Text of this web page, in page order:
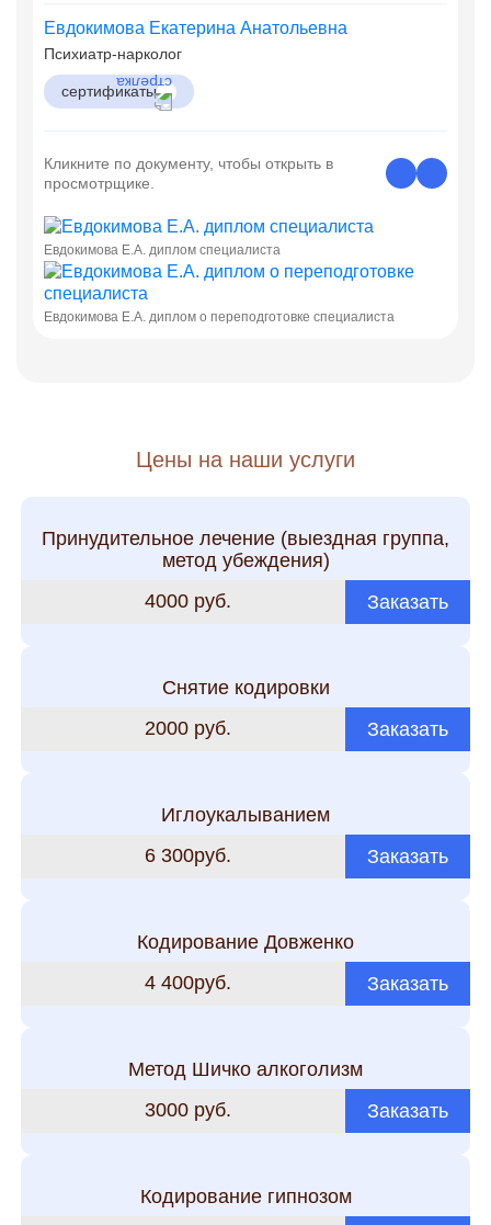
Евдокимова Екатерина Анатольевна
Психиатр-нарколог
сертификаты
Кликните по документу, чтобы открыть в
просмотрщике.
Евдокимова Е.А. диплом специалиста
Евдокимова Е.А. диплом о переподготовке специалиста
Цены на наши услуги
Принудительное лечение (выездная группа,
метод убеждения)
4000 руб.
Заказать
Снятие кодировки
2000 руб.
Заказать
Иглоукалыванием
6 300руб.
Заказать
Кодирование Довженко
4 400руб.
Заказать
Метод Шичко алкоголизм
3000 руб.
Заказать
Кодирование гипнозом